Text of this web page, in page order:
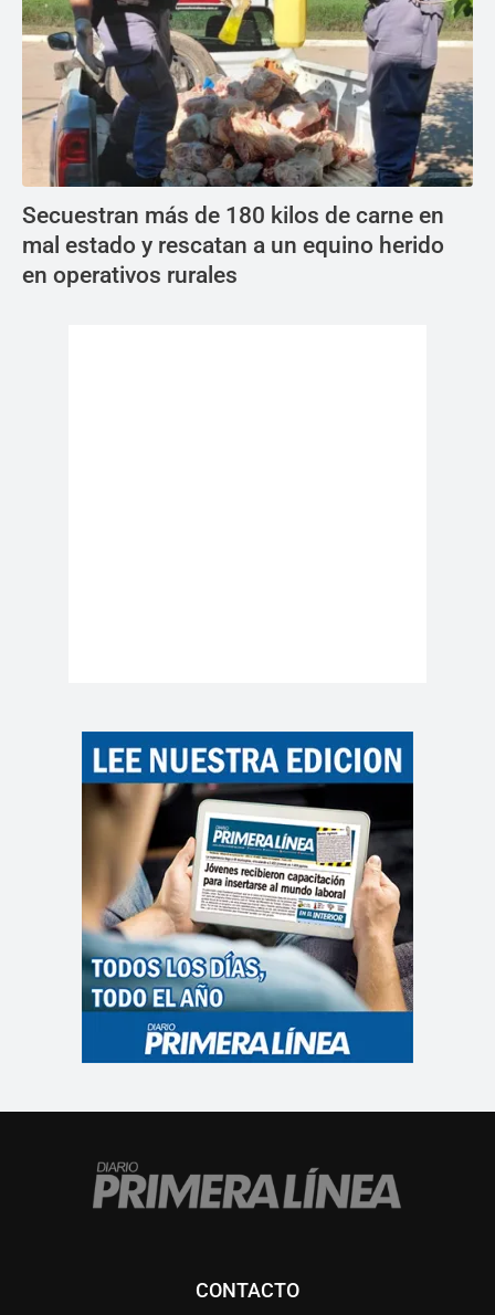
Secuestran más de 180 kilos de carne en
mal estado y rescatan a un equino herido
en operativos rurales
CONTACTO